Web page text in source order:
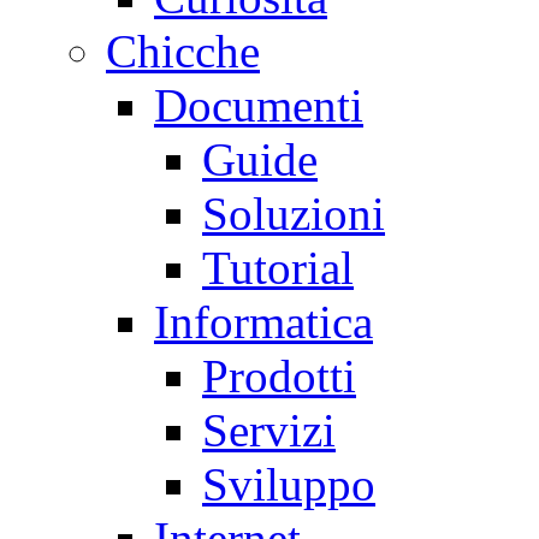
Chicche
Documenti
Guide
Soluzioni
Tutorial
Informatica
Prodotti
Servizi
Sviluppo